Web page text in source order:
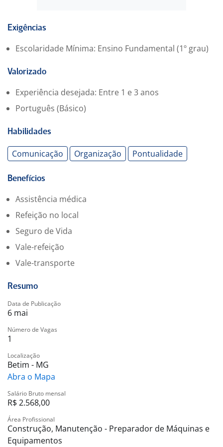
Exigências
Escolaridade Mínima: Ensino Fundamental (1º grau)
Valorizado
Experiência desejada: Entre 1 e 3 anos
Português (Básico)
Habilidades
Comunicação Organização Pontualidade
Benefícios
Assistência médica
Refeição no local
Seguro de Vida
Vale-refeição
Vale-transporte
Resumo
Data de Publicação
6 mai
Número de Vagas
1
Localização
Betim - MG
Abra o Mapa
Salário Bruto mensal
R$ 2.568,00
Área Profissional
Construção, Manutenção - Preparador de Máquinas e
Equipamentos